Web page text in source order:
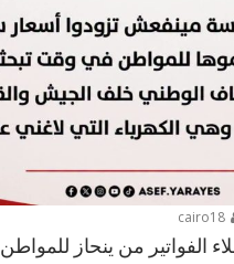
cairo18
الفواتير من ينحاز للمواطن